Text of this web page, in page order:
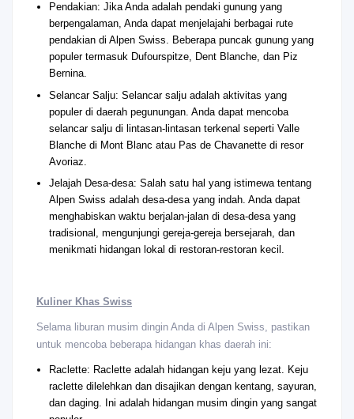
Pendakian: Jika Anda adalah pendaki gunung yang
berpengalaman, Anda dapat menjelajahi berbagai rute
pendakian di Alpen Swiss. Beberapa puncak gunung yang
populer termasuk Dufourspitze, Dent Blanche, dan Piz
Bernina.
Selancar Salju: Selancar salju adalah aktivitas yang
populer di daerah pegunungan. Anda dapat mencoba
selancar salju di lintasan-lintasan terkenal seperti Valle
Blanche di Mont Blanc atau Pas de Chavanette di resor
Avoriaz.
Jelajah Desa-desa: Salah satu hal yang istimewa tentang
Alpen Swiss adalah desa-desa yang indah. Anda dapat
menghabiskan waktu berjalan-jalan di desa-desa yang
tradisional, mengunjungi gereja-gereja bersejarah, dan
menikmati hidangan lokal di restoran-restoran kecil.
Kuliner Khas Swiss
Selama liburan musim dingin Anda di Alpen Swiss, pastikan
untuk mencoba beberapa hidangan khas daerah ini:
Raclette: Raclette adalah hidangan keju yang lezat. Keju
raclette dilelehkan dan disajikan dengan kentang, sayuran,
dan daging. Ini adalah hidangan musim dingin yang sangat